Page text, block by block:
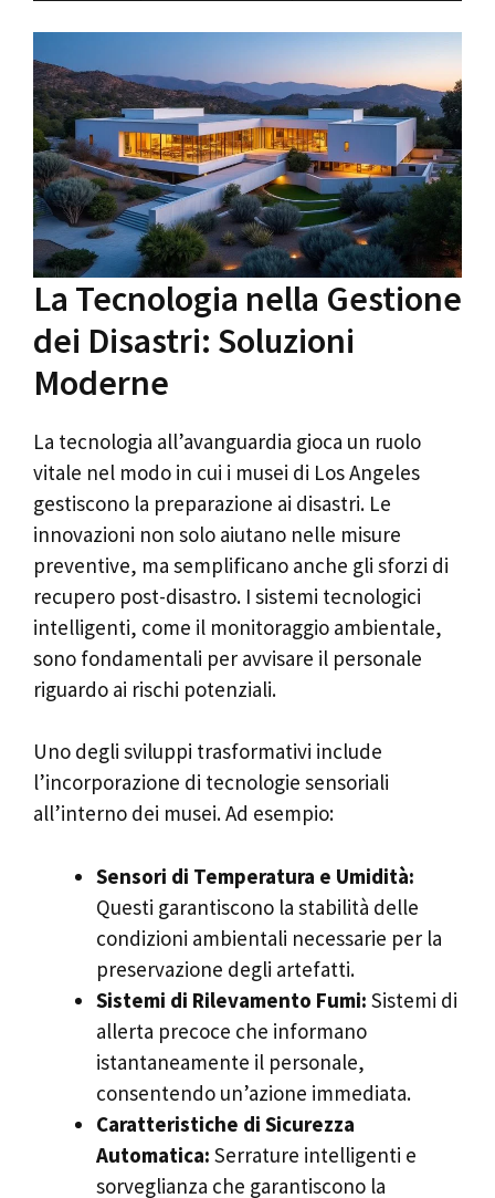
La Tecnologia nella Gestione
dei Disastri: Soluzioni
Moderne
La tecnologia all’avanguardia gioca un ruolo
vitale nel modo in cui i musei di Los Angeles
gestiscono la preparazione ai disastri. Le
innovazioni non solo aiutano nelle misure
preventive, ma semplificano anche gli sforzi di
recupero post-disastro. I sistemi tecnologici
intelligenti, come il monitoraggio ambientale,
sono fondamentali per avvisare il personale
riguardo ai rischi potenziali.
Uno degli sviluppi trasformativi include
l’incorporazione di tecnologie sensoriali
all’interno dei musei. Ad esempio:
Sensori di Temperatura e Umidità:
Questi garantiscono la stabilità delle
condizioni ambientali necessarie per la
preservazione degli artefatti.
Sistemi di Rilevamento Fumi: Sistemi di
allerta precoce che informano
istantaneamente il personale,
consentendo un’azione immediata.
Caratteristiche di Sicurezza
Automatica: Serrature intelligenti e
sorveglianza che garantiscono la